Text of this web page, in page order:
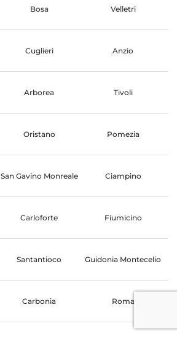
Bosa Velletri
Cuglieri Anzio
Arborea Tivoli
Oristano Pomezia
San Gavino Monreale Ciampino
Carloforte Fiumicino
Santantioco Guidonia Montecelio
Carbonia Roma